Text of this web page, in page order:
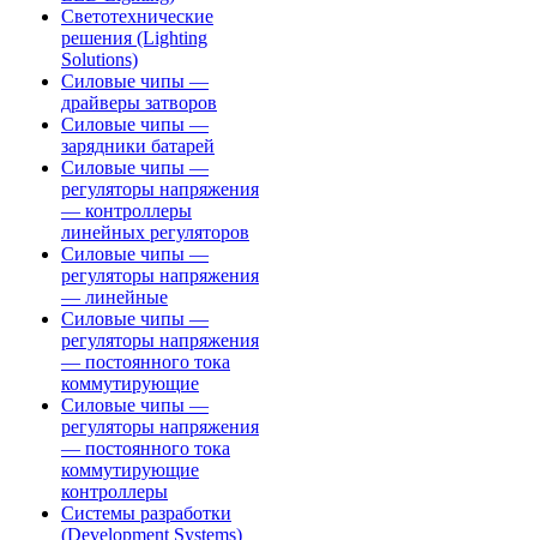
Светотехнические
решения (Lighting
Solutions)
Силовые чипы —
драйверы затворов
Силовые чипы —
зарядники батарей
Силовые чипы —
регуляторы напряжения
— контроллеры
линейных регуляторов
Силовые чипы —
регуляторы напряжения
— линейные
Силовые чипы —
регуляторы напряжения
— постоянного тока
коммутирующие
Силовые чипы —
регуляторы напряжения
— постоянного тока
коммутирующие
контроллеры
Системы разработки
(Development Systems)